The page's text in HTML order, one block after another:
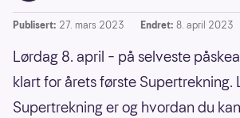
Publisert: 27. mars 2023 Endret: 8. april 2023
Lørdag 8. april – på selveste
klart for årets første Supertrekning.
Supertrekning er og hvordan du